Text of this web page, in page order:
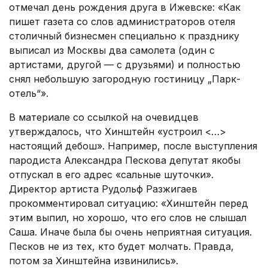
отмечал день рождения друга в Ижевске: «Как
пишет газета со слов администраторов отеля
столичный бизнесмен специально к празднику
выписал из Москвы два самолета (один с
артистами, другой — с друзьями) и полностью
снял небольшую загородную гостиницу „Парк-
отель“».
В материале со ссылкой на очевидцев
утверждалось, что Хинштейн «устроил <…>
настоящий дебош». Например, после выступления
пародиста Александра Пескова депутат якобы
отпускал в его адрес «сальные шуточки».
Директор артиста Рудольф Разжигаев
прокомментировал ситуацию: «Хинштейн перед
этим выпил, но хорошо, что его слов не слышал
Саша. Иначе была бы очень неприятная ситуация.
Песков не из тех, кто будет молчать. Правда,
потом за Хинштейна извинились».